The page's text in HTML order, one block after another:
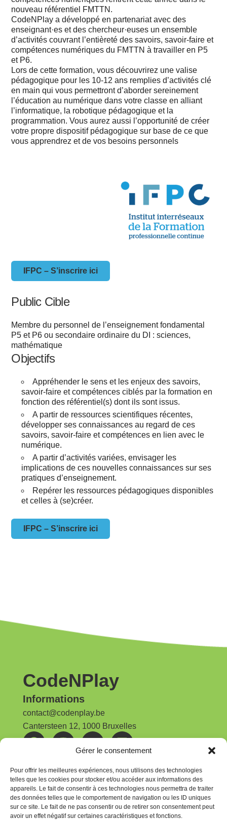
Gérer le consentement
Pour offrir les meilleures expériences, nous utilisons des technologies
telles que les cookies pour stocker et/ou accéder aux informations des
appareils. Le fait de consentir à ces technologies nous permettra de traiter
des données telles que le comportement de navigation ou les ID uniques
sur ce site. Le fait de ne pas consentir ou de retirer son consentement peut
avoir un effet négatif sur certaines caractéristiques et fonctions.
nouveau référentiel FMTTN.
CodeNPlay a développé en partenariat avec des
enseignant·es et des chercheur·euses un ensemble
d’activités couvrant l’entièreté des savoirs, savoir-faire et
compétences numériques du FMTTN à travailler en P5
et P6.
Lors de cette formation, vous découvrirez une valise
pédagogique pour les 10-12 ans remplies d’activités clé
en main qui vous permettront d’aborder sereinement
l’éducation au numérique dans votre classe en alliant
l’informatique, la robotique pédagogique et la
programmation. Vous aurez aussi l’opportunité de créer
votre propre dispositif pédagogique sur base de ce que
vous apprendrez et de vos besoins personnels
IFPC – S’inscrire ici
Public Cible
Membre du personnel de l’enseignement fondamental
P5 et P6 ou secondaire ordinaire du DI : sciences,
mathématique
Objectifs
Appréhender le sens et les enjeux des savoirs,
savoir-faire et compétences ciblés par la formation en
fonction des référentiel(s) dont ils sont issus.
A partir de ressources scientifiques récentes,
développer ses connaissances au regard de ces
savoirs, savoir-faire et compétences en lien avec le
numérique.
A partir d’activités variées, envisager les
implications de ces nouvelles connaissances sur ses
pratiques d’enseignement.
Repérer les ressources pédagogiques disponibles
et celles à (se)créer.
IFPC – S’inscrire ici
CodeNPlay
Informations
contact@codenplay.be
Cantersteen 12, 1000 Bruxelles
Nos publications
Rapport d'activités | 2025
Newsletter
Pour rester au courant, abonnez-vous à la
newsletter CodeNPlay